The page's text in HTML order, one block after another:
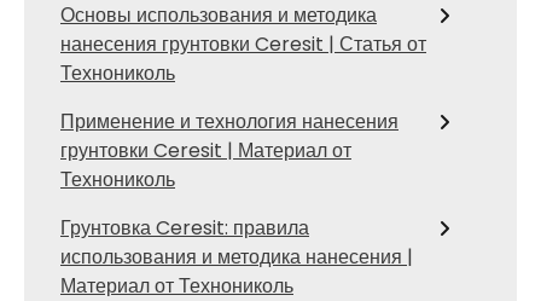
Основы использования и методика
нанесения грунтовки Ceresit | Статья от
Технониколь
Применение и технология нанесения
грунтовки Ceresit | Материал от
Технониколь
Грунтовка Ceresit: правила
использования и методика нанесения |
Материал от Технониколь